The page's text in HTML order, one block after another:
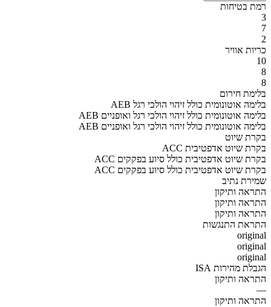
רמת בטיחות
3
7
2
כריות אוויר
10
8
8
בלימת חירום
AEB בלימה אוטונומית כולל זיהוי הולכי רגל
AEB בלימה אוטונומית כולל זיהוי הולכי רגל ואופניים
AEB בלימה אוטונומית כולל זיהוי הולכי רגל ואופניים
בקרת שיוט
ACC בקרת שיוט אדפטיבית
ACC בקרת שיוט אדפטיבית כולל סיוע בפקקים
ACC בקרת שיוט אדפטיבית כולל סיוע בפקקים
שמירת נתיב
התראה ותיקון
התראה ותיקון
התראה ותיקון
התראת התנגשות
original
original
original
הגבלת מהירות ISA
התראה ותיקון
—
התראה ותיקון